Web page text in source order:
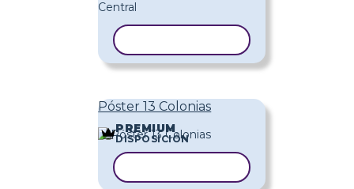
Póster 13 Colonias
PREMIUM
DISPOSICIÓN